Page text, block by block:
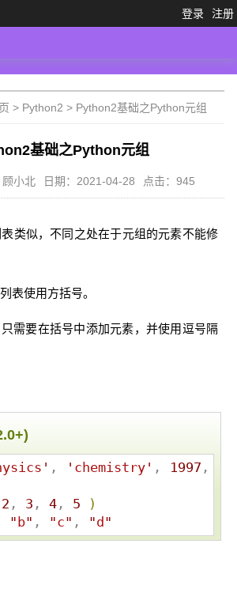
登录 注册
全 Python代码
> Python2 > Python2基础之Python元组
基础之Python元组
小北 日期：2021-04-28 点击：945
类似，不同之处在于元组的元素不能修
表使用方括号。
需要在括号中添加元素，并使用逗号隔
' , ' chemistry ' , 1997
2 , 3 , 4 , 5
)
" b" , "c" , "d "